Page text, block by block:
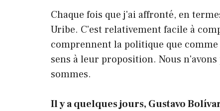
Chaque fois que j'ai affronté, en
Uribe. C'est relativement facile à
comprennent la politique que
sens à leur proposition. Nous
sommes.
Il y a quelques jours, Gustavo